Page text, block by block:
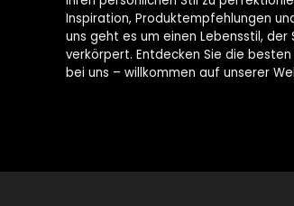
Inspiration, Produktempfehlungen
uns geht es um einen Lebensstil, der
verkörpert. Entdecken Sie die
bei uns – willkommen auf unserer